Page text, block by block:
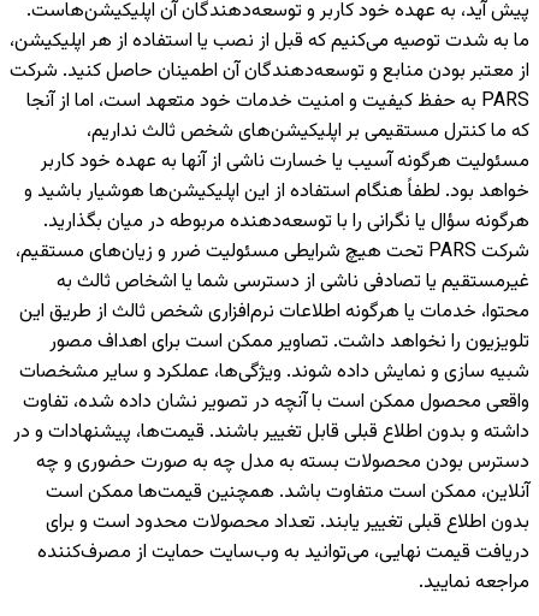
پیش آید، به عهده خود کاربر و توسعه‌دهندگان آن اپلیکیشن‌هاست.
ما به شدت توصیه می‌کنیم که قبل از نصب یا استفاده از هر اپلیکیشن،
از معتبر بودن منابع و توسعه‌دهندگان آن اطمینان حاصل کنید. شرکت
PARS به حفظ کیفیت و امنیت خدمات خود متعهد است، اما از آنجا
که ما کنترل مستقیمی بر اپلیکیشن‌های شخص ثالث نداریم،
مسئولیت هرگونه آسیب یا خسارت ناشی از آنها به عهده خود کاربر
خواهد بود. لطفاً هنگام استفاده از این اپلیکیشن‌ها هوشیار باشید و
هرگونه سؤال یا نگرانی را با توسعه‌دهنده مربوطه در میان بگذارید.
شرکت PARS تحت هیچ شرایطی مسئولیت ضرر و زیان‌های مستقیم،
غیرمستقیم یا تصادفی ناشی از دسترسی شما یا اشخاص ثالث به
محتوا، خدمات یا هرگونه اطلاعات نرم‌افزاری شخص ثالث از طریق این
تلویزیون را نخواهد داشت. تصاویر ممکن است برای اهداف مصور
شبیه سازی و نمایش داده شوند. ویژگی‌ها، عملکرد و سایر مشخصات
واقعی محصول ممکن است با آنچه در تصویر نشان داده شده، تفاوت
داشته و بدون اطلاع قبلی قابل تغییر باشند. قیمت‌ها، پیشنهادات و در
دسترس بودن محصولات بسته به مدل چه به صورت حضوری و چه
آنلاین، ممکن است متفاوت باشد. همچنین قیمت‌ها ممکن است
بدون اطلاع قبلی تغییر یابند. تعداد محصولات محدود است و برای
دریافت قیمت نهایی، می‌توانید به وب‌سایت حمایت از مصرف‌کننده
مراجعه نمایید.